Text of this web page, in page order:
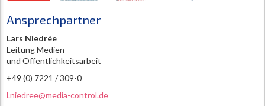
Ansprechpartner
Lars Niedrée
Leitung Medien -
und Öffentlichkeitsarbeit
+49 (0) 7221 / 309-0
l.niedree@media-control.de